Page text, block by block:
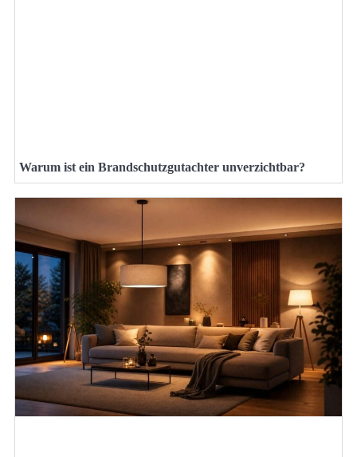
Warum ist ein Brandschutzgutachter unverzichtbar?